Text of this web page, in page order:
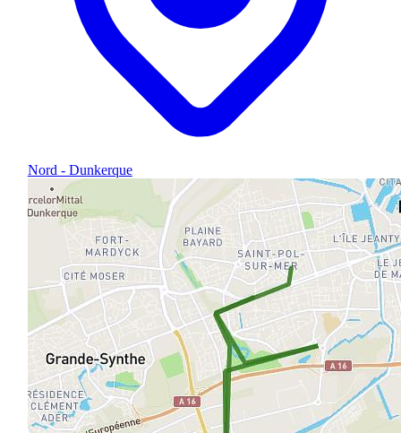
Nord - Dunkerque